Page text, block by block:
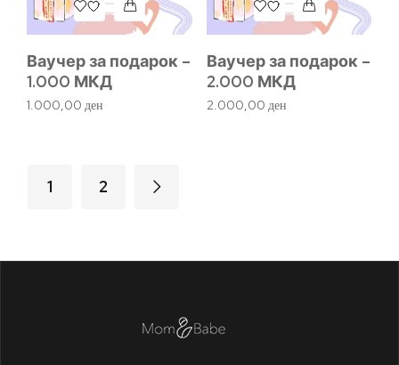
Ваучер за подарок –
1.000 МКД
1.000,00 ден
Ваучер за подарок –
2.000 МКД
2.000,00 ден
1 2